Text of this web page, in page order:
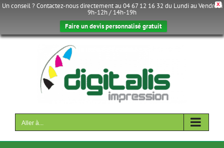
X
Un conseil ? Contactez-nous directement au 04 67 12 16 32 du Lundi au Vendredi
9h-12h / 14h-19h
Faire un devis personnalisé gratuit
Passer
Aller à...